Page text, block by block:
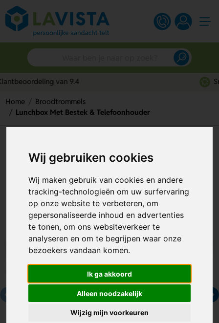
Wij gebruiken cookies
Wij maken gebruik van cookies en andere
tracking-technologieën om uw surfervaring
op onze website te verbeteren, om
gepersonaliseerde inhoud en advertenties
te tonen, om ons websiteverkeer te
analyseren en om te begrijpen waar onze
bezoekers vandaan komen.
Ik ga akkoord
Alleen noodzakelijk
Wijzig mijn voorkeuren
Snelle persoonlijke service
Home
Broodtrommels
Lunchbox Met Bestek & Telefoonhouder
Telefoonhouder
Artikelnummer: 302881